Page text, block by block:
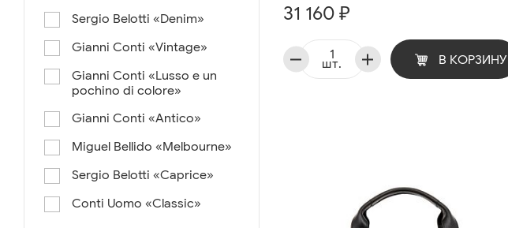
Sergio Belotti «Denim»
Gianni Conti «Vintage»
Gianni Conti «Lusso e un
pochino di colore»
Gianni Conti «Antico»
Miguel Bellido «Melbourne»
Sergio Belotti «Caprice»
Conti Uomo «Classic»
31 160 ₽
шт. В КОРЗИНУ